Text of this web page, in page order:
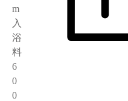
m
入
浴
料
6
0
0